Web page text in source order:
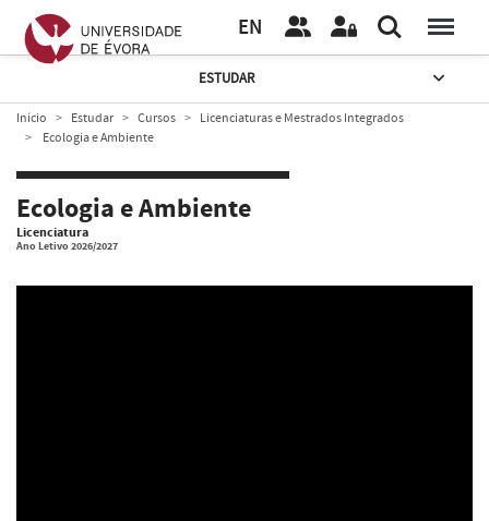
EN
ESTUDAR
Início Estudar Cursos
Licenciaturas e Mestrados Integrados
Ecologia e Ambiente
Ecologia e Ambiente
Licenciatura
Ano Letivo 2026/2027